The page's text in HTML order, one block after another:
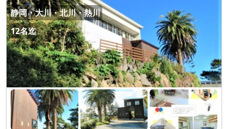
静岡・大川・北川・熱川
12名迄